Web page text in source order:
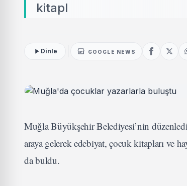
kitapl
Dinle GOOGLE NEWS
Muğla Büyükşehir Belediyesi’nin
araya gelerek edebiyat, çocuk kitapları ve
da buldu.